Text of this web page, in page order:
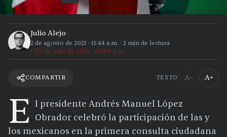
Julio Alejo
2 de agosto de 2021 · 11:44 a.m. · 2 min de lectura
2 de julio de 2026 · 02:09 p.m.
COMPARTIR TEXTO A− A+
E l presidente Andrés Manuel López
Obrador celebró la participación de las y
los mexicanos en la primera consulta ciudadana